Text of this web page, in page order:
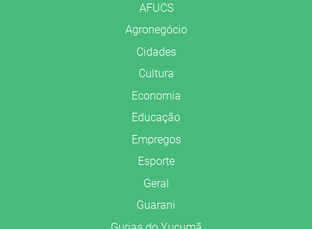
AFUCS
Agronegócio
Cidades
Cultura
Economia
Educação
Empregos
Esporte
Geral
Guarani